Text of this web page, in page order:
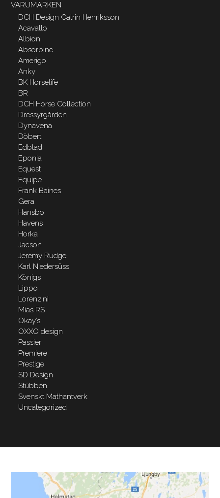
VARUMÄRKEN
DCH Design Catrin Henriksson
Acavallo
Albion
Absorbine
Amerigo
Anky
BK Horselife
BR
DCH Horse Collection
Dressyrgården
Dynavena
Döbert
Edblad
Eponia
Equest
Equipe
Frank Baines
Gera
Hansbo
Havens
Horka
Jacson
Jeremy Rudge
Karl Niedersüss
Königs
Lippo
Lorenzini
Mias RS
Okay’s
OXXO design
Passier
Premiere
Prestige
SD Design
Stübben
Svenskt Mathantverk
Uncategorized